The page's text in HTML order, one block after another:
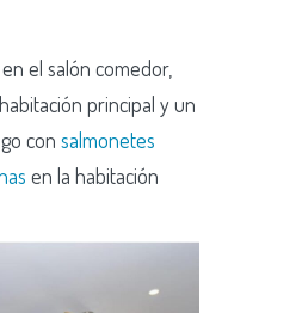
el salón comedor,
principal y un
con salmonetes
en la habitación